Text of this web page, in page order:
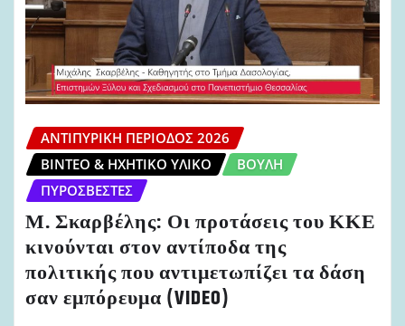
ΑΝΤΙΠΥΡΙΚΉ ΠΕΡΊΟΔΟΣ 2026
ΒΊΝΤΕΟ & ΗΧΗΤΙΚΌ ΥΛΙΚΌ
ΒΟΥΛΉ
ΠΥΡΟΣΒΈΣΤΕΣ
Μ. Σκαρβέλης: Οι προτάσεις του ΚΚΕ
κινούνται στον αντίποδα της
πολιτικής που αντιμετωπίζει τα δάση
σαν εμπόρευμα (VIDEO)